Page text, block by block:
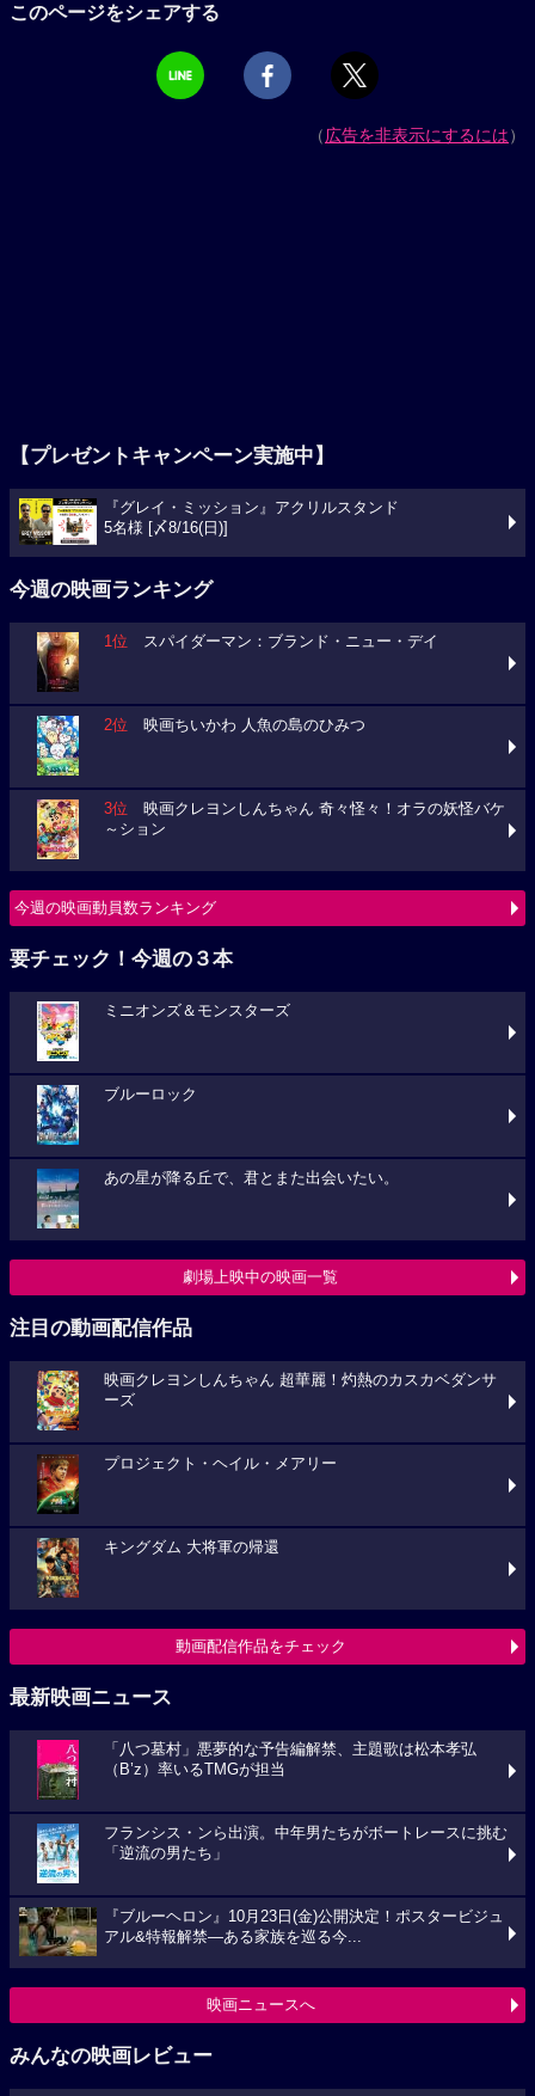
このページをシェアする
（広告を非表示にするには）
【プレゼントキャンペーン実施中】
『グレイ・ミッション』アクリルスタンド
5名様 [〆8/16(日)]
今週の映画ランキング
1位 スパイダーマン：ブランド・ニュー・デイ
2位 映画ちいかわ 人魚の島のひみつ
3位 映画クレヨンしんちゃん 奇々怪々！オラの妖怪バケ
～ション
今週の映画動員数ランキング
要チェック！今週の３本
ミニオンズ＆モンスターズ
ブルーロック
あの星が降る丘で、君とまた出会いたい。
劇場上映中の映画一覧
注目の動画配信作品
映画クレヨンしんちゃん 超華麗！灼熱のカスカベダンサ
ーズ
プロジェクト・ヘイル・メアリー
キングダム 大将軍の帰還
動画配信作品をチェック
最新映画ニュース
「八つ墓村」悪夢的な予告編解禁、主題歌は松本孝弘
（B’z）率いるTMGが担当
フランシス・ンら出演。中年男たちがボートレースに挑む
「逆流の男たち」
『ブルーヘロン』10月23日(金)公開決定！ポスタービジュ
アル&特報解禁―ある家族を巡る今...
映画ニュースへ
みんなの映画レビュー